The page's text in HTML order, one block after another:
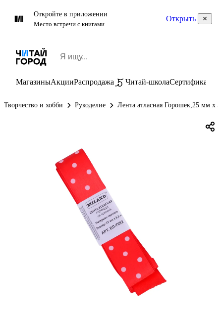
Откройте в приложении
Место встречи с книгами
Открыть
МагазиныАкцииРаспродажа Читай-школаСертификаты
Творчество и хобби Рукоделие Лента атласная Горошек,25 мм х